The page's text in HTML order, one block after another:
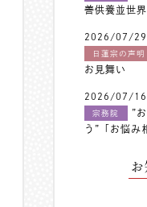
善供養並世
2026/07/29
日蓮宗の声明
お見舞い
2026/07/16
宗務院
”
う”「お悩み